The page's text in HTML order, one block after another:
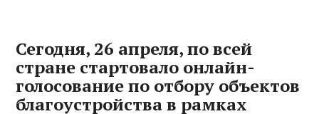
Сегодня, 26 апреля, по всей
стране стартовало онлайн-
голосование по отбору объектов
благоустройства в рамках